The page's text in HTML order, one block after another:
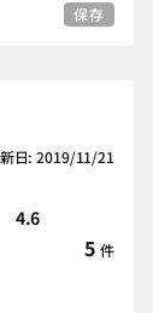
保存
日: 2019/11/21
4.6
5 件